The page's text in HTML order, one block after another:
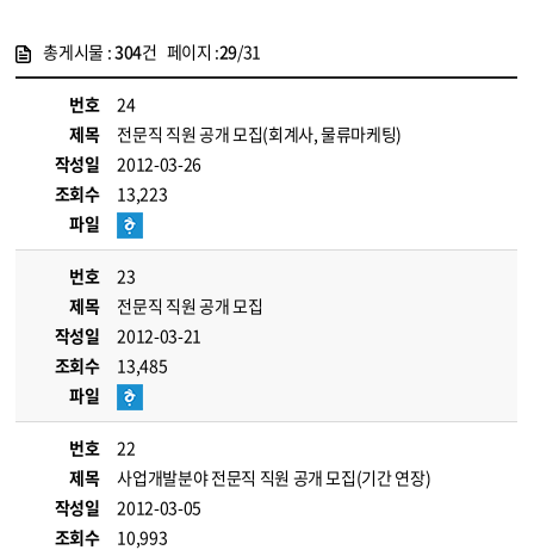
총게시물 :304건 페이지 :29/31
번호
24
제목
전문직 직원 공개 모집(회계사, 물류마케팅)
작성일
2012-03-26
조회수
13,223
파일
번호
23
제목
전문직 직원 공개 모집
작성일
2012-03-21
조회수
13,485
파일
번호
22
제목
사업개발분야 전문직 직원 공개 모집(기간 연장)
작성일
2012-03-05
조회수
10,993